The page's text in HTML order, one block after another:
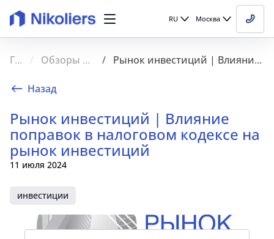
RU Москва
Главная Обзоры рынка недвижимости Рынок инвестиций | Влияние поправок в налоговом кодексе на рынок инвестиций
Назад
Рынок инвестиций | Влияние
поправок в налоговом кодексе на
рынок инвестиций
11 июля 2024
инвестиции